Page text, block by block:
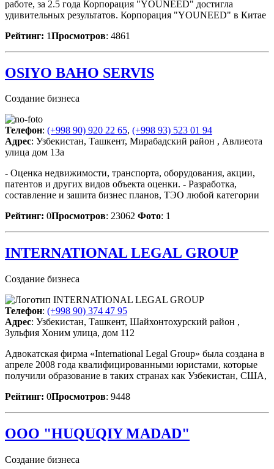
работе, за 2.5 года Корпорация "YOUNEED" достигла
удивительных результатов. Корпорация "YOUNEED" в Китае
Рейтинг: 1Просмотров: 4861
OSIYO BAHO SERVIS
Создание бизнеса
Телефон: (+998 90) 920 22 65, (+998 93) 523 01 94
Адрес: Узбекистан, Ташкент, Мирабадский район , Авлиеота
улица дом 13а
- Оценка недвижимости, транспорта, оборудования, акции,
патентов и других видов объекта оценки. - Разработка,
составление и зашита бизнес планов, ТЭО любой категории
Рейтинг: 0Просмотров: 23062 Фото: 1
INTERNATIONAL LEGAL GROUP
Создание бизнеса
Телефон: (+998 90) 374 47 95
Адрес: Узбекистан, Ташкент, Шайхонтохурский район ,
Зульфия Хоним улица, дом 112
Адвокатская фирма «International Legal Group» была создана в
апреле 2008 года квалифицированными юристами, которые
получили образование в таких странах как Узбекистан, США,
Рейтинг: 0Просмотров: 9448
ООО "HUQUQIY MADAD"
Создание бизнеса